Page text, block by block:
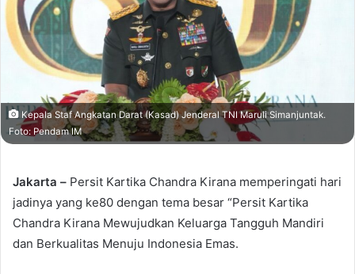
Kepala Staf Angkatan Darat (Kasad) Jenderal TNI Maruli Simanjuntak.
Foto: Pendam IM
Jakarta – Persit Kartika Chandra Kirana memperingati hari
jadinya yang ke80 dengan tema besar “Persit Kartika
Chandra Kirana Mewujudkan Keluarga Tangguh Mandiri
dan Berkualitas Menuju Indonesia Emas.